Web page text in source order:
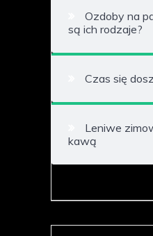
Ozdoby na
są ich rodzaje?
Czas się
Leniwe
kawą